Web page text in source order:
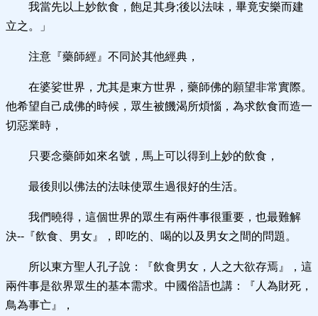
我當先以上妙飲食，飽足其身;後以法味，畢竟安樂而建
立之。」
注意『藥師經』不同於其他經典，
在婆娑世界，尤其是東方世界，藥師佛的願望非常實際。
他希望自己成佛的時候，眾生被饑渴所煩惱，為求飲食而造一
切惡業時，
只要念藥師如來名號，馬上可以得到上妙的飲食，
最後則以佛法的法味使眾生過很好的生活。
我們曉得，這個世界的眾生有兩件事很重要，也最難解
決--『飲食、男女』，即吃的、喝的以及男女之間的問題。
所以東方聖人孔子說：『飲食男女，人之大欲存焉』，這
兩件事是欲界眾生的基本需求。中國俗語也講：『人為財死，
鳥為事亡』，